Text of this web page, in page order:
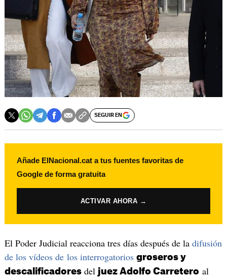
SEGUIR EN
Añade ElNacional.cat a tus fuentes favoritas de
Google de forma gratuita
ACTIVAR AHORA →
El Poder Judicial reacciona tres días después de la difusión
de los vídeos de los interrogatorios groseros y
descalificadoresdel juez Adolfo Carretero al